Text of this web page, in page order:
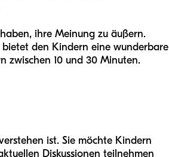
ihre Meinung zu äußern.
den Kindern eine wunderbare
zwischen 10 und 30 Minuten.
ist. Sie möchte Kindern
Diskussionen teilnehmen